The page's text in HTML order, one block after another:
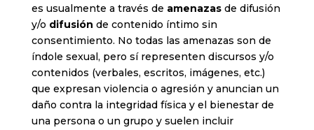
es usualmente a través de amenazasde difusión
y/o difusión de contenido íntimo sin
consentimiento. No todas las amenazas son de
índole sexual, pero sí representen discursos y/o
contenidos (verbales, escritos, imágenes, etc.)
que expresan violencia o agresión y anuncian un
daño contra la integridad física y el bienestar de
una persona o un grupo y suelen incluir